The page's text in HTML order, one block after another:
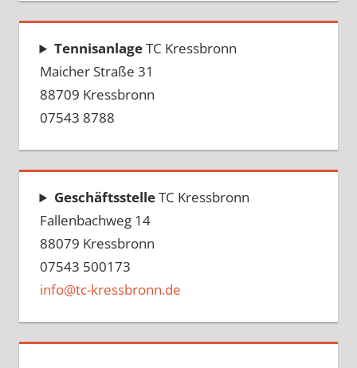
TennisanlageTC Kressbronn
Maicher Straße 31
88709 Kressbronn
07543 8788
GeschäftsstelleTC Kressbronn
Fallenbachweg 14
88079 Kressbronn
07543 500173
info@tc-kressbronn.de